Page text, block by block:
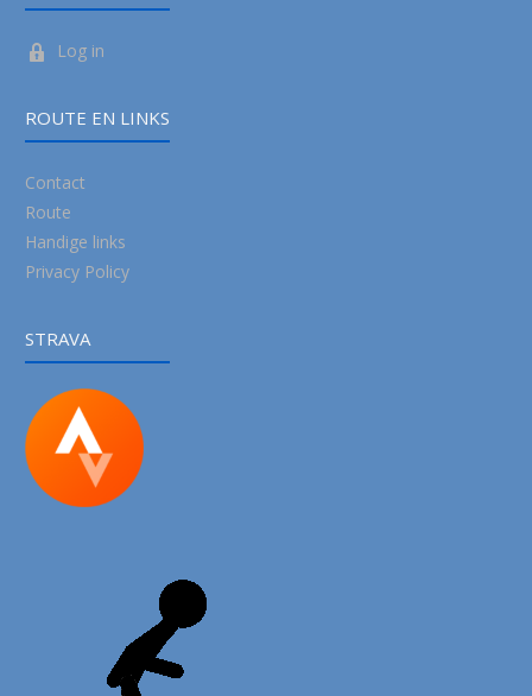
Log in
ROUTE EN LINKS
Contact
Route
Handige links
Privacy Policy
STRAVA